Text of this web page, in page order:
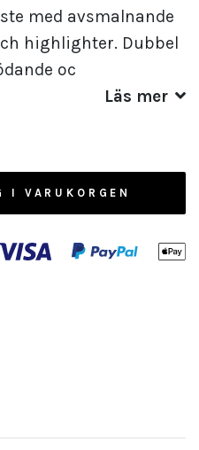
med avsmalnande
highlighter. Dubbel
oc
Läs mer
I VARUKORGEN